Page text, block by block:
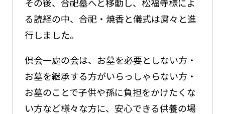
る読経の中、合祀・焼香と儀式は粛々と進
行しました。
倶会一處の会は、お墓を必要としない方・
お墓を継承する方がいらっしゃらない方・
お墓のことで子供や孫に負担をかけたくな
い方など様々な方に、安心できる供養の場